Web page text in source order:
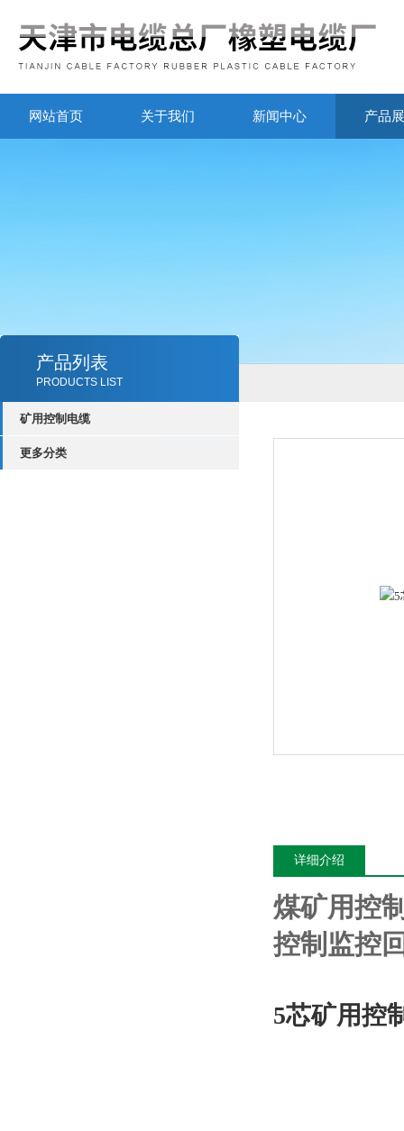
网站首页 关于我们 新闻中心 产品
产品列表
PRODUCTS LIST
矿用控制电缆
更多分类
详细介绍
煤矿用控
控制监控
5芯矿用控